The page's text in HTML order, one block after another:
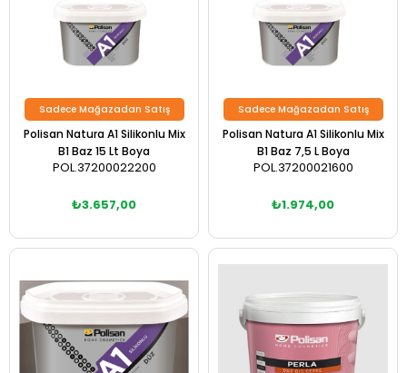
Polisan Natura A1 Silikonlu Mix
B1 Baz 15 Lt Boya
POL.37200022200
₺3.657,00
Sadece Mağazadan Satış
Polisan Natura A1 Silikonlu Mix
B1 Baz 7,5 L Boya
POL.37200021600
₺1.974,00
Sadece Mağazadan Satış